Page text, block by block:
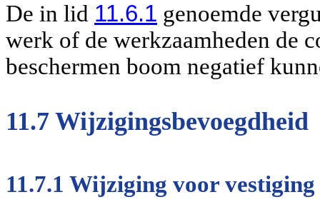
De in lid 11.6.1 genoemde
werk of de werkzaamheden de
beschermen boom negatief
11.7 Wijzigingsbevoegdheid
11.7.1 Wijziging voor